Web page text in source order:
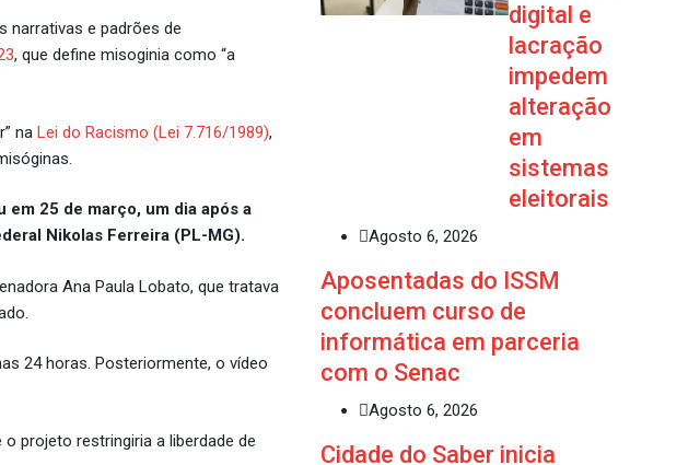
narrativas e padrões de
, que define misoginia como “a
na Lei do Racismo (Lei 7.716/1989),
25 de março, um dia após a
Nikolas Ferreira (PL-MG).
Ana Paula Lobato, que tratava
24 horas. Posteriormente, o vídeo
projeto restringiria a liberdade de
digital e
lacração
impedem
alteração
em
sistemas
eleitorais
Agosto 6, 2026
Aposentadas do ISSM
concluem curso de
informática em parceria
com o Senac
Agosto 6, 2026
Cidade do Saber inicia